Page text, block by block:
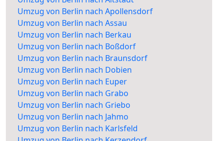
Umzug von Berlin nach Apollensdorf
Umzug von Berlin nach Assau
Umzug von Berlin nach Berkau
Umzug von Berlin nach Boßdorf
Umzug von Berlin nach Braunsdorf
Umzug von Berlin nach Dobien
Umzug von Berlin nach Euper
Umzug von Berlin nach Grabo
Umzug von Berlin nach Griebo
Umzug von Berlin nach Jahmo
Umzug von Berlin nach Karlsfeld